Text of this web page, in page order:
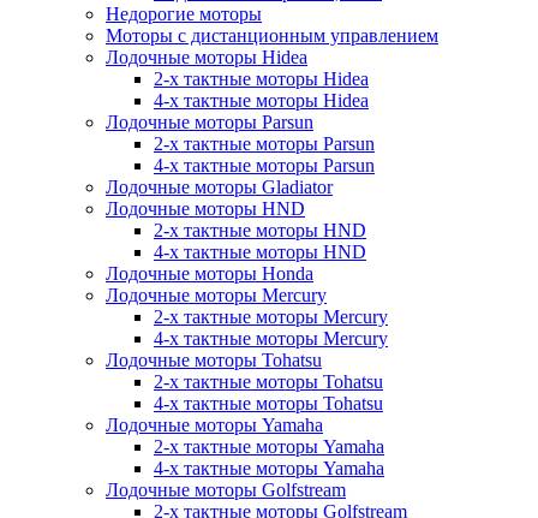
Недорогие моторы
Моторы с дистанционным управлением
Лодочные моторы Hidea
2-х тактные моторы Hidea
4-х тактные моторы Hidea
Лодочные моторы Parsun
2-х тактные моторы Parsun
4-х тактные моторы Parsun
Лодочные моторы Gladiator
Лодочные моторы HND
2-х тактные моторы HND
4-х тактные моторы HND
Лодочные моторы Honda
Лодочные моторы Mercury
2-х тактные моторы Mercury
4-х тактные моторы Mercury
Лодочные моторы Tohatsu
2-х тактные моторы Tohatsu
4-х тактные моторы Tohatsu
Лодочные моторы Yamaha
2-х тактные моторы Yamaha
4-х тактные моторы Yamaha
Лодочные моторы Golfstream
2-х тактные моторы Golfstream